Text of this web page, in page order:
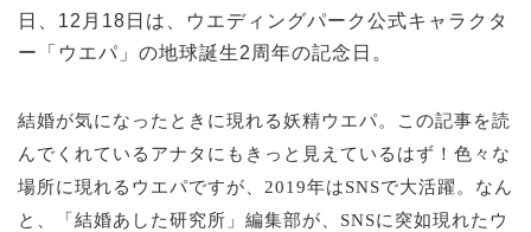
日、12月18日は、ウエディングパーク公式キャラクタ
ー「ウエパ」の地球誕生2周年の記念日。
結婚が気になったときに現れる妖精ウエパ。この記事を読
んでくれているアナタにもきっと見えているはず！色々な
場所に現れるウエパですが、2019年はSNSで大活躍。なん
と、「結婚あした研究所」編集部が、SNSに突如現れたウ